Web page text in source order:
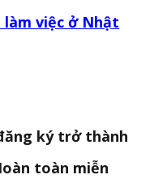
việc ở Nhật
ký trở thành
toàn miễn